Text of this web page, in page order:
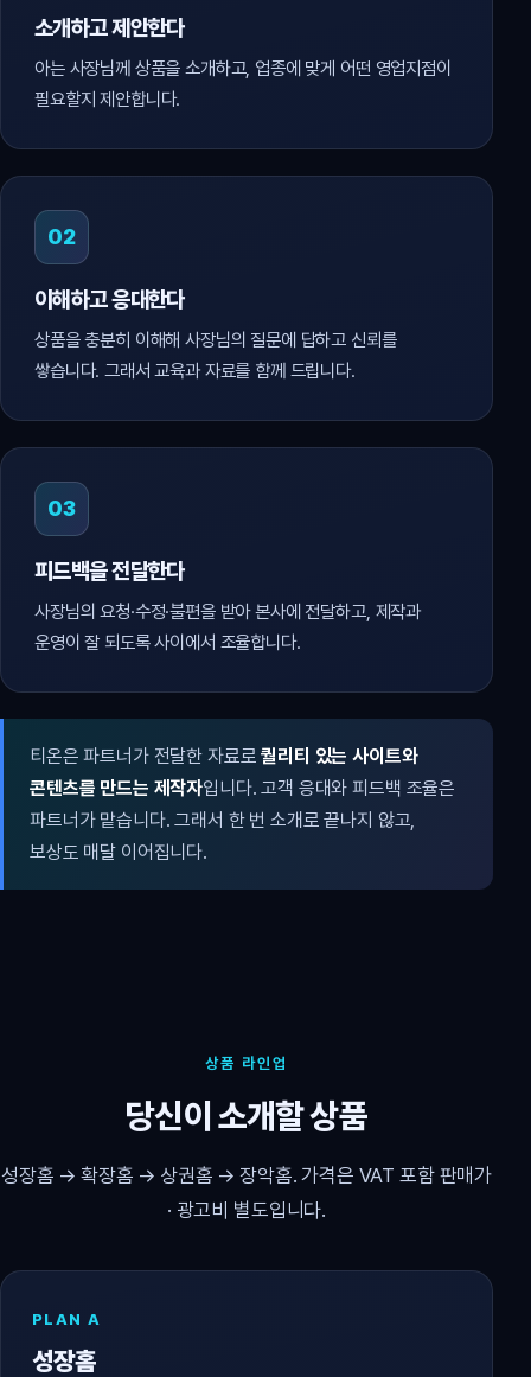
소개하고 제안한다
아는 사장님께 상품을 소개하고, 업종에 맞게 어떤 영업지점이
필요할지 제안합니다.
02
이해하고 응대한다
상품을 충분히 이해해 사장님의 질문에 답하고 신뢰를
쌓습니다. 그래서 교육과 자료를 함께 드립니다.
03
피드백을 전달한다
사장님의 요청·수정·불편을 받아 본사에 전달하고, 제작과
운영이 잘 되도록 사이에서 조율합니다.
티온은 파트너가 전달한 자료로퀄리티 있는 사이트와
콘텐츠를 만드는 제작자입니다. 고객 응대와 피드백 조율은
파트너가 맡습니다. 그래서 한 번 소개로 끝나지 않고,
보상도 매달 이어집니다.
상품 라인업
당신이 소개할 상품
성장홈 → 확장홈 → 상권홈 → 장악홈. 가격은 VAT 포함 판매가
· 광고비 별도입니다.
PLAN A
성장홈